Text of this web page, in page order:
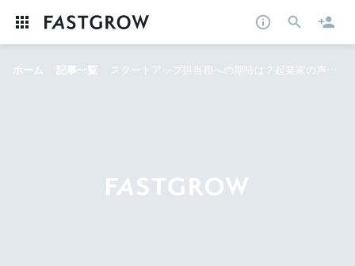
ホーム 記事一覧 スタートアップ担当相への期待は？起業家の声まとめ──5分で今週の注目ニュースをまとめ読み